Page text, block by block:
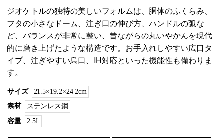
ジオケトルの独特の美しいフォルムは、胴体のふくらみ、
フタの小さなドーム、注ぎ口の伸び方、ハンドルの弧な
ど、バランスが非常に整い、昔ながらの丸いやかんを現代
的に磨き上げたような構造です。お手入れしやすい広口タ
イプ、注ぎやすい烏口、IH対応といった機能性も備わりま
す。
サイズ
21.5×19.2×24.2cm
素材
ステンレス鋼
容量
2.5L